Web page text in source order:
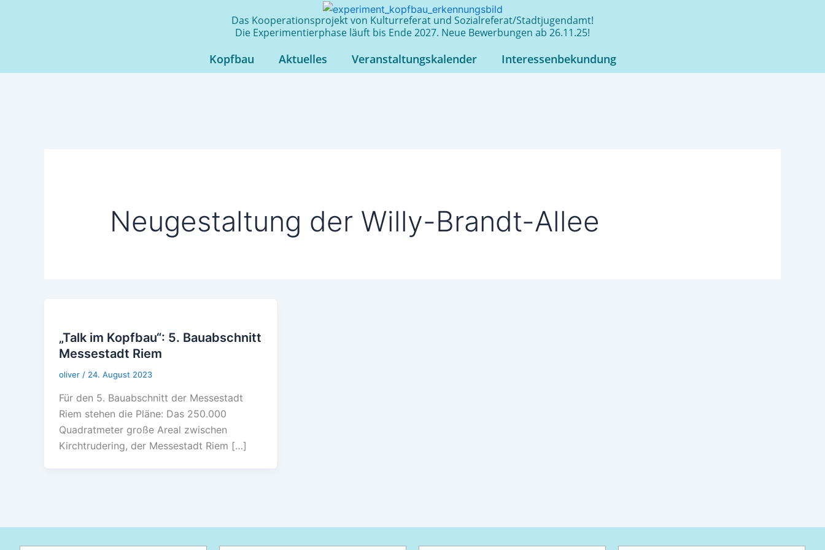
Das Kooperationsprojekt von Kulturreferat und Sozialreferat/Stadtjugendamt!
Die Experimentierphase läuft bis Ende 2027. Neue Bewerbungen ab 26.11.25!
Kopfbau Aktuelles Veranstaltungskalender Interessenbekundung
Neugestaltung der Willy-Brandt-Allee
„Talk im Kopfbau“: 5. Bauabschnitt
Messestadt Riem
oliver / 24. August 2023
Für den 5. Bauabschnitt der Messestadt
Riem stehen die Pläne: Das 250.000
Quadratmeter große Areal zwischen
Kirchtrudering, der Messestadt Riem […]